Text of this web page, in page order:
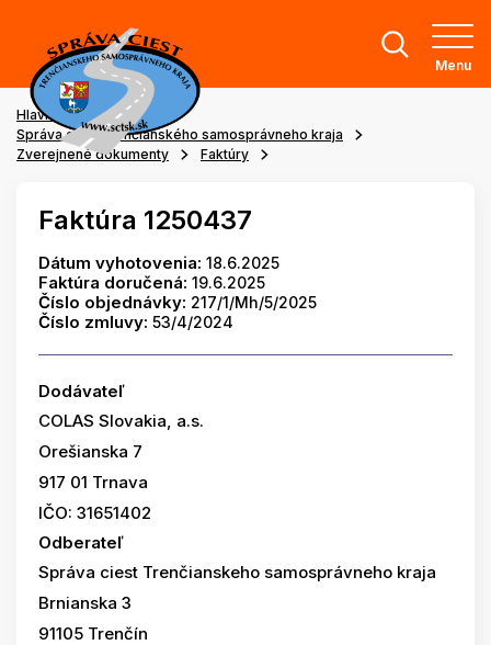
Menu
Hlavná stránka
Správa ciest Trenčianského samosprávneho kraja
Zverejnené dokumenty
Faktúry
Faktúra 1250437
Dátum vyhotovenia: 18.6.2025
Faktúra doručená: 19.6.2025
Číslo objednávky: 217/1/Mh/5/2025
Číslo zmluvy: 53/4/2024
Dodávateľ
COLAS Slovakia, a.s.
Orešianska 7
917 01 Trnava
IČO: 31651402
Odberateľ
Správa ciest Trenčianskeho samosprávneho kraja
Brnianska 3
91105 Trenčín